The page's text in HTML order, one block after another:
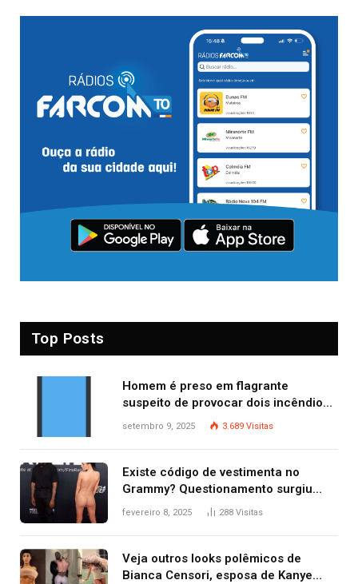
Top Posts
Homem é preso em flagrante
suspeito de provocar dois incêndios
criminosos no mesmo dia
setembro 9, 2025 3.689 Visitas
Existe código de vestimenta no
Grammy? Questionamento surgiu
após Bianca Censori, mulher de
fevereiro 8, 2025 288 Visitas
Veja outros looks polêmicos de
Bianca Censori, esposa de Kanye